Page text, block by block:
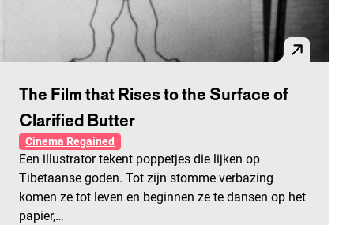
The Film that Rises to the Surface of
Clarified Butter
Cinema Regained
Een illustrator tekent poppetjes die lijken op
Tibetaanse goden. Tot zijn stomme verbazing
komen ze tot leven en beginnen ze te dansen op het
papier,…